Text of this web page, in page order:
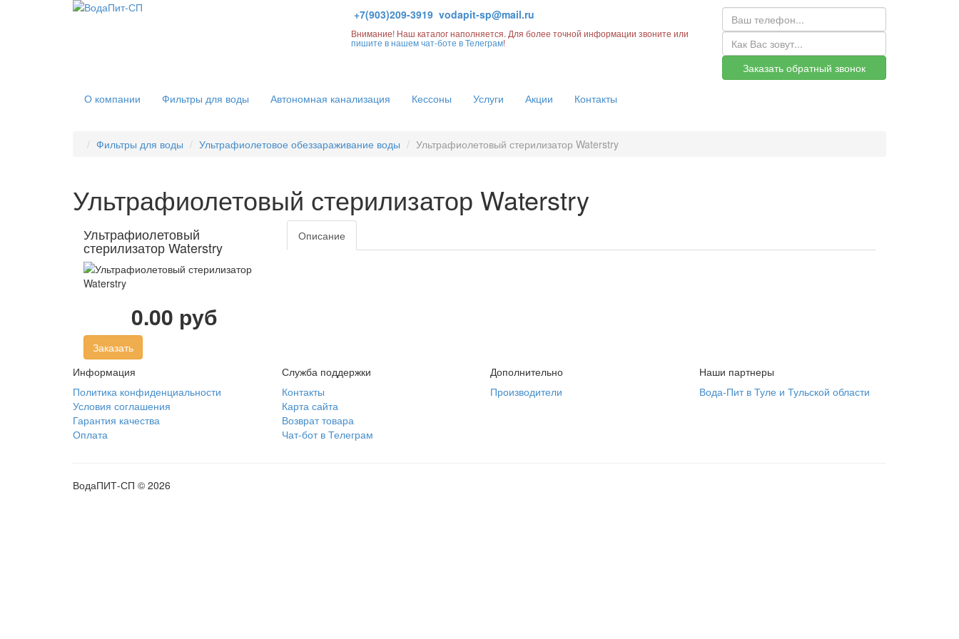
+7(903)209-3919 vodapit-sp@mail.ru
Внимание! Наш каталог наполняется. Для более точной информации звоните или
пишите в нашем чат-боте в Телеграм!
Заказать обратный звонок
О компании Фильтры для воды Автономная канализация Кессоны Услуги Акции Контакты
Фильтры для воды Ультрафиолетовое обеззараживание воды Ультрафиолетовый стерилизатор Waterstry
Ультрафиолетовый стерилизатор Waterstry
Ультрафиолетовый
стерилизатор Waterstry
0.00 руб
Заказать
Описание
Информация
Политика конфиденциальности
Условия соглашения
Гарантия качества
Оплата
Служба поддержки
Контакты
Карта сайта
Возврат товара
Чат-бот в Телеграм
Дополнительно
Производители
Наши партнеры
Вода-Пит в Туле и Тульской области
ВодаПИТ-СП © 2026